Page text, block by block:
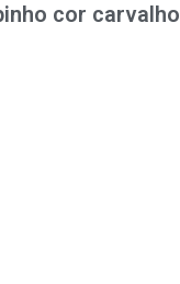
cor carvalho